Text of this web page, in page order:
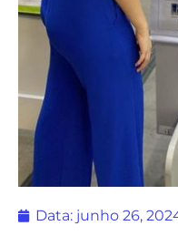
Data: junho 26,